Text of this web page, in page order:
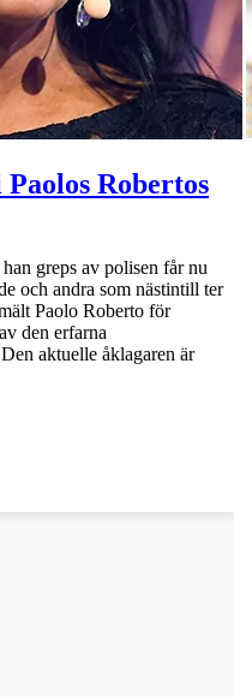
Robertos
greps av polisen får nu
och andra som nästintill ter
Paolo Roberto för
den erfarna
aktuelle åklagaren är